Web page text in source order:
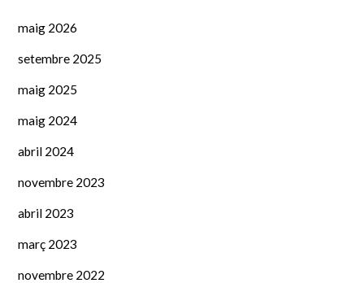
maig 2026
setembre 2025
maig 2025
maig 2024
abril 2024
novembre 2023
abril 2023
març 2023
novembre 2022